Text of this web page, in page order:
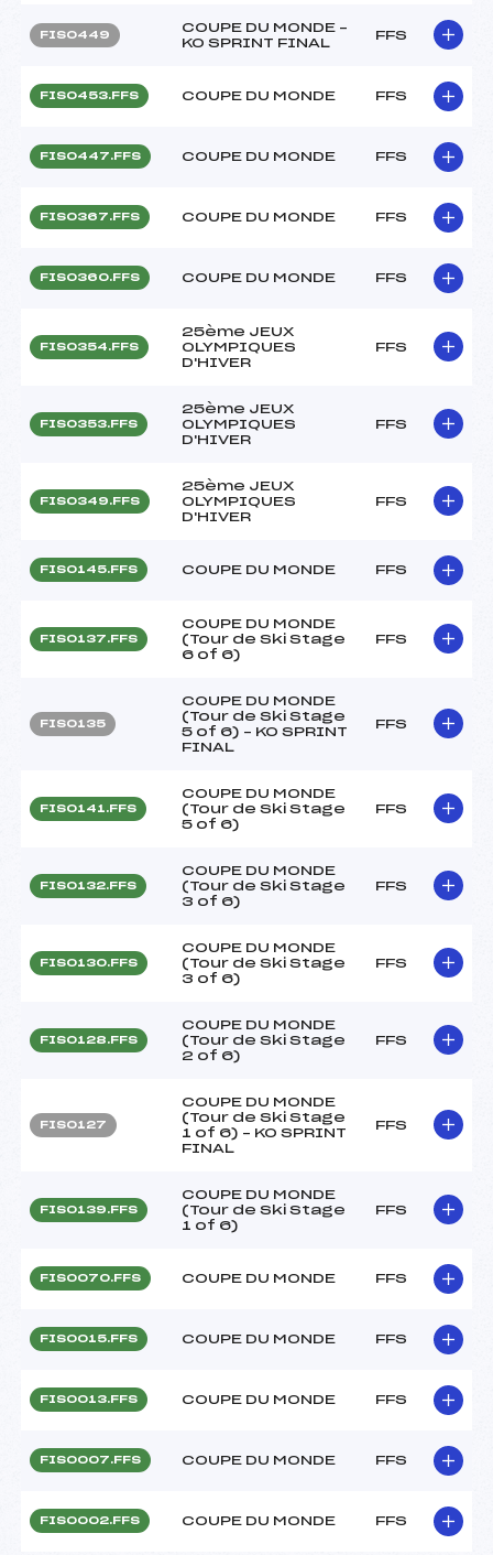
FIS0449
COUPE DU MONDE –
KO SPRINT FINAL
FFS
FIS0453.FFS COUPE DU MONDE FFS
FIS0447.FFS COUPE DU MONDE FFS
FIS0367.FFS COUPE DU MONDE FFS
FIS0360.FFS COUPE DU MONDE FFS
FIS0354.FFS
25ème JEUX
OLYMPIQUES
D'HIVER
FFS
FIS0353.FFS
25ème JEUX
OLYMPIQUES
D'HIVER
FFS
FIS0349.FFS
25ème JEUX
OLYMPIQUES
D'HIVER
FFS
FIS0145.FFS COUPE DU MONDE FFS
FIS0137.FFS
COUPE DU MONDE
(Tour de Ski Stage
6 of 6)
FFS
FIS0135
COUPE DU MONDE
(Tour de Ski Stage
5 of 6) – KO SPRINT
FINAL
FFS
FIS0141.FFS
COUPE DU MONDE
(Tour de Ski Stage
5 of 6)
FFS
FIS0132.FFS
COUPE DU MONDE
(Tour de Ski Stage
3 of 6)
FFS
FIS0130.FFS
COUPE DU MONDE
(Tour de Ski Stage
3 of 6)
FFS
FIS0128.FFS
COUPE DU MONDE
(Tour de Ski Stage
2 of 6)
FFS
FIS0127
COUPE DU MONDE
(Tour de Ski Stage
1 of 6) – KO SPRINT
FINAL
FFS
FIS0139.FFS
COUPE DU MONDE
(Tour de Ski Stage
1 of 6)
FFS
FIS0070.FFS COUPE DU MONDE FFS
FIS0015.FFS COUPE DU MONDE FFS
FIS0013.FFS COUPE DU MONDE FFS
FIS0007.FFS COUPE DU MONDE FFS
FIS0002.FFS COUPE DU MONDE FFS